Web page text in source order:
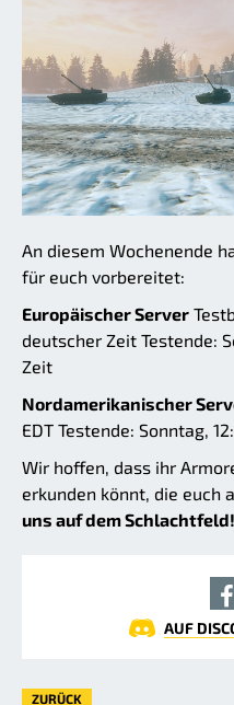
An diesem Wochenende
für euch vorbereitet:
Europäischer Server
deutscher Zeit Testende:
Zeit
Nordamerikanischer
EDT Testende: Sonntag,
Wir hoffen, dass ihr
erkunden könnt, die euch
uns auf dem Schlachtfeld!
AUF
ZURÜCK